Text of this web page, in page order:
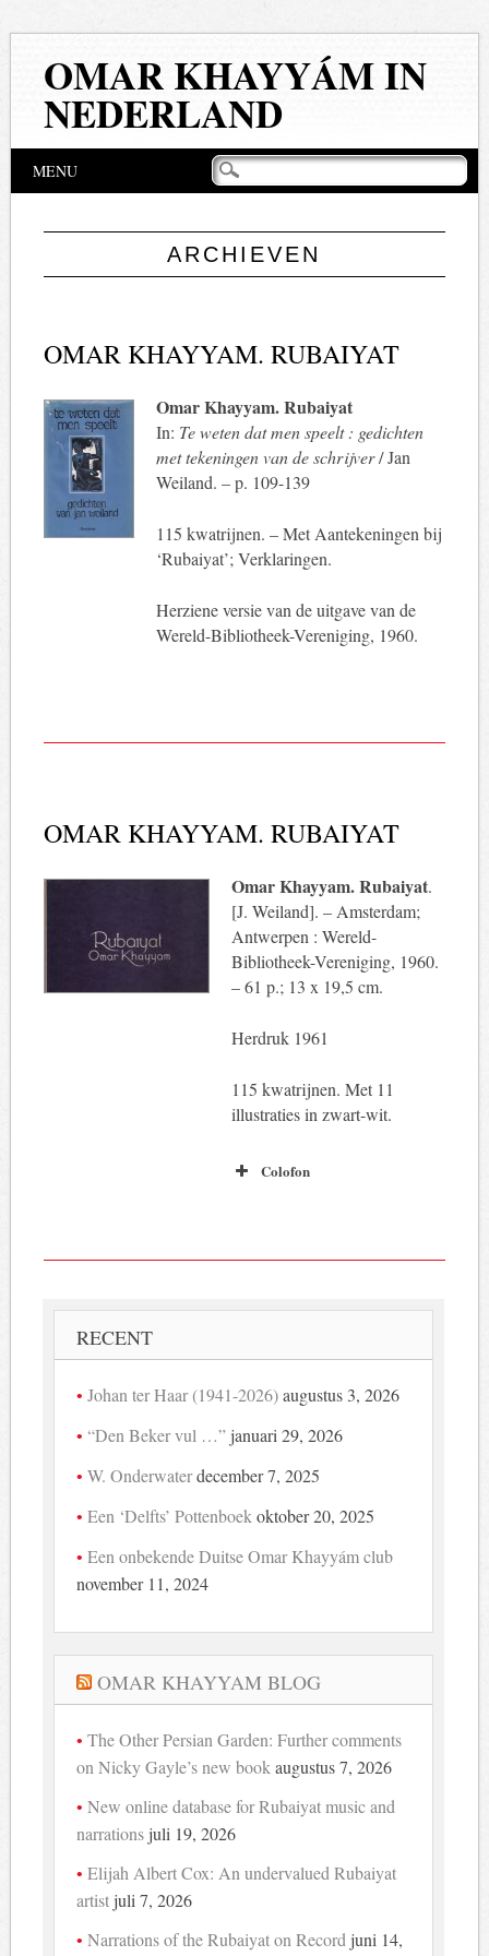
OMAR KHAYYÁM IN
NEDERLAND
Hoofdmenu
springen
MENU
ARCHIEVEN
OMAR KHAYYAM. RUBAIYAT
Omar Khayyam. Rubaiyat
In: Te weten dat men speelt : gedichten
met tekeningen van de schrijver/ Jan
Weiland. – p. 109-139
115 kwatrijnen. – Met Aantekeningen bij
‘Rubaiyat’; Verklaringen.
Herziene versie van de uitgave van de
Wereld-Bibliotheek-Vereniging, 1960.
OMAR KHAYYAM. RUBAIYAT
Omar Khayyam. Rubaiyat.
[J. Weiland]. – Amsterdam;
Antwerpen : Wereld-
Bibliotheek-Vereniging, 1960.
– 61 p.; 13 x 19,5 cm.
Herdruk 1961
115 kwatrijnen. Met 11
illustraties in zwart-wit.
Colofon
RECENT
Johan ter Haar (1941-2026) augustus 3, 2026
“Den Beker vul …” januari 29, 2026
W. Onderwaterdecember 7, 2025
Een ‘Delfts’ Pottenboek oktober 20, 2025
Een onbekende Duitse Omar Khayyám club
november 11, 2024
OMAR KHAYYAM BLOG
The Other Persian Garden: Further comments
on Nicky Gayle’s new book augustus 7, 2026
New online database for Rubaiyat music and
narrations juli 19, 2026
Elijah Albert Cox: An undervalued Rubaiyat
artist juli 7, 2026
Narrations of the Rubaiyat on Record juni 14,